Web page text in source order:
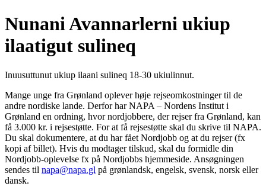
Nunani Avannarlerni ukiup
ilaatigut sulineq
Inuusuttunut ukiup ilaani sulineq 18-30 ukiulinnut.
Mange unge fra Grønland oplever høje rejseomkostninger til de
andre nordiske lande. Derfor har NAPA – Nordens Institut i
Grønland en ordning, hvor nordjobbere, der rejser fra Grønland, kan
få 3.000 kr. i rejsestøtte. For at få rejsestøtte skal du skrive til NAPA.
Du skal dokumentere, at du har fået Nordjobb og at du rejser (fx
kopi af billet). Hvis du modtager tilskud, skal du formidle din
Nordjobb-oplevelse fx på Nordjobbs hjemmeside. Ansøgningen
sendes til napa@napa.gl på grønlandsk, engelsk, svensk, norsk eller
dansk.